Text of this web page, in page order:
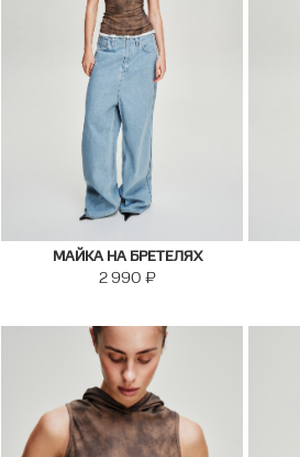
МАЙКА НА БРЕТЕЛЯХ
2 990 ₽